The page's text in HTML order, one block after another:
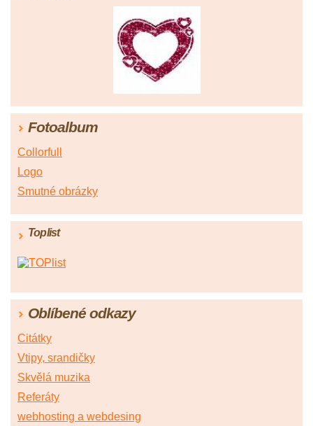
Fotoalbum
Collorfull
Logo
Smutné obrázky
Toplist
Oblíbené odkazy
Citátky
Vtipy, srandičky
Skvělá muzika
Referáty
webhosting a webdesing